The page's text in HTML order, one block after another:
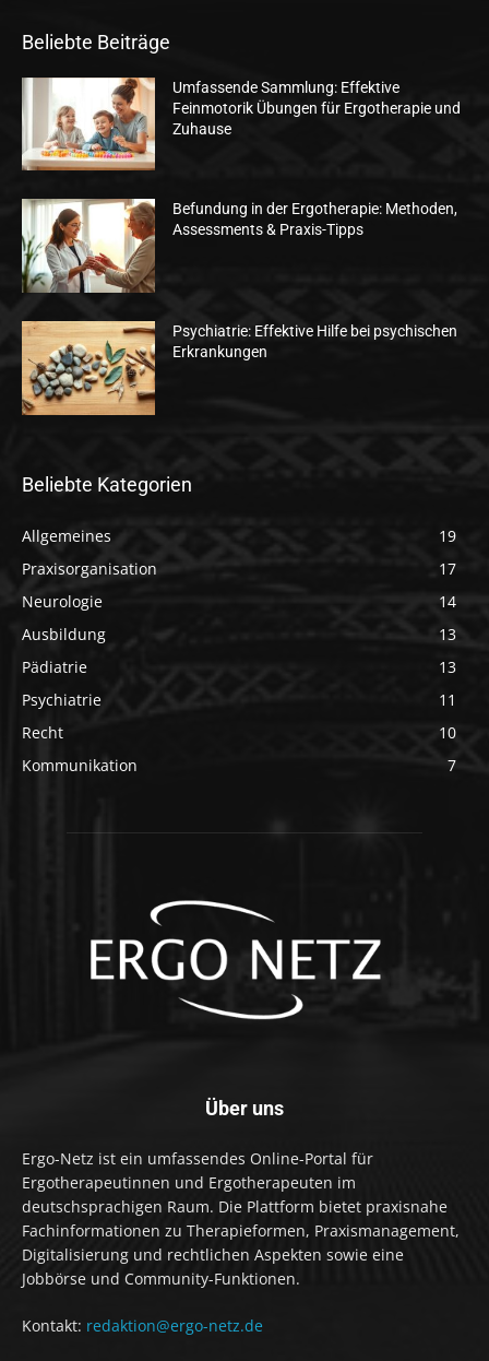
Beliebte Beiträge
Umfassende Sammlung: Effektive
Feinmotorik Übungen für Ergotherapie und
Zuhause
Befundung in der Ergotherapie: Methoden,
Assessments & Praxis-Tipps
Psychiatrie: Effektive Hilfe bei psychischen
Erkrankungen
Beliebte Kategorien
Allgemeines
19
Praxisorganisation
17
Neurologie
14
Ausbildung
13
Pädiatrie
13
Psychiatrie
11
Recht
10
Kommunikation
7
Über uns
Ergo-Netz ist ein umfassendes Online-Portal für
Ergotherapeutinnen und Ergotherapeuten im
deutschsprachigen Raum. Die Plattform bietet praxisnahe
Fachinformationen zu Therapieformen, Praxismanagement,
Digitalisierung und rechtlichen Aspekten sowie eine
Jobbörse und Community-Funktionen.
Kontakt: redaktion@ergo-netz.de